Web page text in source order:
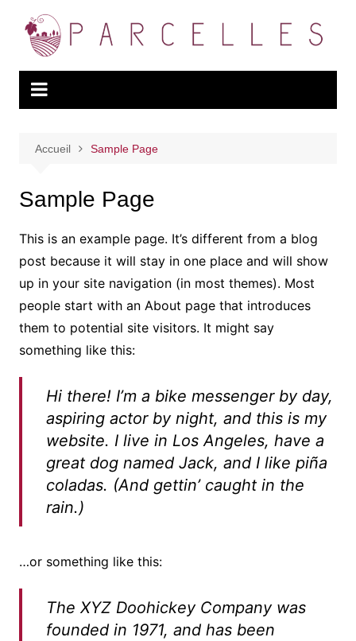
contenu
Accueil Sample Page
Sample Page
This is an example page. It’s different from a blog
post because it will stay in one place and will show
up in your site navigation (in most themes). Most
people start with an About page that introduces
them to potential site visitors. It might say
something like this:
Hi there! I’m a bike messenger by day,
aspiring actor by night, and this is my
website. I live in Los Angeles, have a
great dog named Jack, and I like piña
coladas. (And gettin’ caught in the
rain.)
…or something like this:
The XYZ Doohickey Company was
founded in 1971, and has been